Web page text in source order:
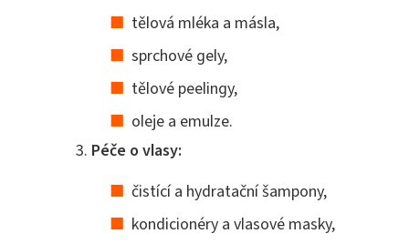
tělová mléka a másla,
sprchové gely,
tělové peelingy,
oleje a emulze.
Péče o vlasy:
čistící a hydratační šampony,
kondicionéry a vlasové masky,